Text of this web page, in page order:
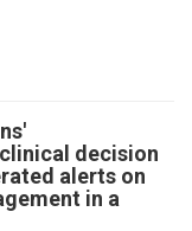
decision
alerts on
in a